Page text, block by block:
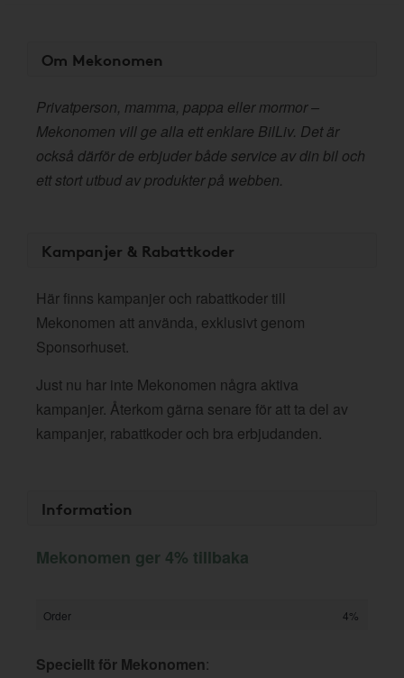
Om Mekonomen
Privatperson, mamma, pappa eller mormor –
Mekonomen vill ge alla ett enklare BilLiv. Det är
också därför de erbjuder både service av din bil och
ett stort utbud av produkter på webben.
Kampanjer & Rabattkoder
Här finns kampanjer och rabattkoder till
Mekonomen att använda, exklusivt genom
Sponsorhuset.
Just nu har inte Mekonomen några aktiva
kampanjer. Återkom gärna senare för att ta del av
kampanjer, rabattkoder och bra erbjudanden.
Information
Mekonomen ger 4% tillbaka
Order 4%
Speciellt för Mekonomen: